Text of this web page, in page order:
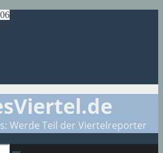
Werde Teil der Viertelreporter